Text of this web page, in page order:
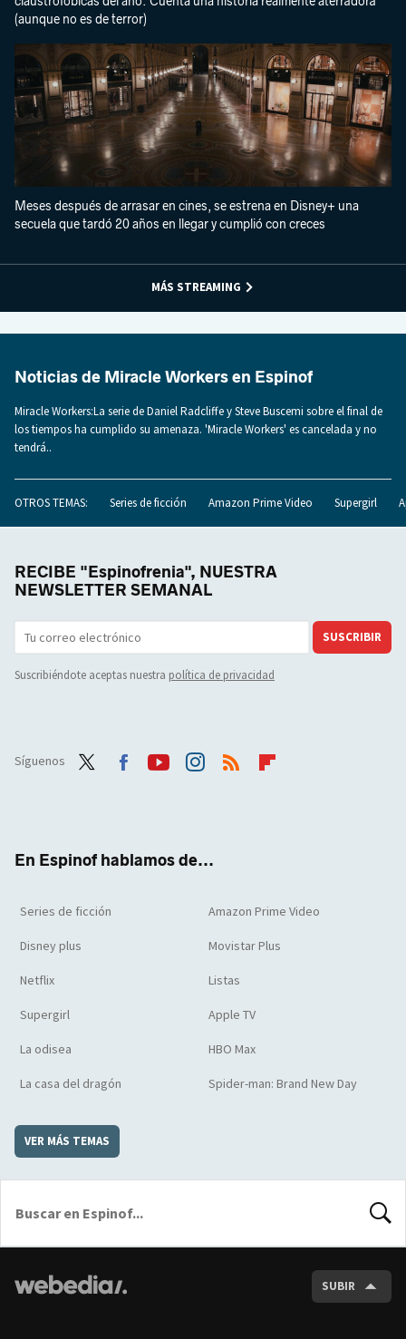
(aunque no es de terror)
Meses después de arrasar en cines, se estrena en Disney+ una
secuela que tardó 20 años en llegar y cumplió con creces
MÁS STREAMING
Noticias de Miracle Workers en Espinof
Miracle Workers:La serie de Daniel Radcliffe y Steve Buscemi sobre el final de
los tiempos ha cumplido su amenaza. 'Miracle Workers' es cancelada y no
tendrá..
OTROS TEMAS: Series de ficción Amazon Prime Video Supergirl
RECIBE "Espinofrenia", NUESTRA
NEWSLETTER SEMANAL
SUSCRIBIR
Suscribiéndote aceptas nuestra política de privacidad
Síguenos
En Espinof hablamos de...
Series de ficción Amazon Prime Video
Disney plus Movistar Plus
Netflix Listas
Supergirl Apple TV
La odisea HBO Max
La casa del dragón Spider-man: Brand New Day
VER MÁS TEMAS
SUBIR